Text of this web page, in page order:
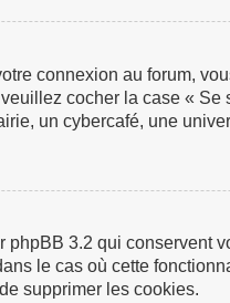
connexion au forum,
cocher la case «
un cybercafé, une
3.2 qui
le cas où cette
supprimer les cookies.